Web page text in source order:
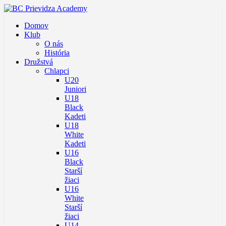
Domov
Klub
O nás
História
Družstvá
Chlapci
U20
Juniori
U18
Black
Kadeti
U18
White
Kadeti
U16
Black
Starší
žiaci
U16
White
Starší
žiaci